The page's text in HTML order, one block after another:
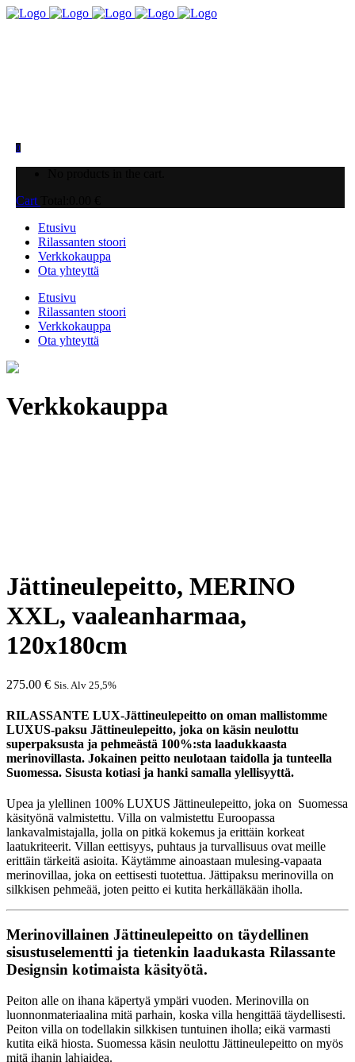
0
Cart
Etusivu
Rilassanten stoori
Verkkokauppa
Ota yhteyttä
Etusivu
Rilassanten stoori
Verkkokauppa
Ota yhteyttä
Verkkokauppa
Jättineulepeitto, MERINO
XXL, vaaleanharmaa,
120x180cm
275.00 € Sis. Alv 25,5%
RILASSANTE LUX-Jättineulepeitto on oman mallistomme
LUXUS-paksu Jättineulepeitto, joka on käsin neulottu
superpaksusta ja pehmeästä 100%:sta laadukkaasta
merinovillasta. Jokainen peitto neulotaan taidolla ja tunteella
Suomessa. Sisusta kotiasi ja hanki samalla ylellisyyttä.
Upea ja ylellinen 100% LUXUS Jättineulepeitto, joka on Suomessa
käsityönä valmistettu. Villa on valmistettu Euroopassa
lankavalmistajalla, jolla on pitkä kokemus ja erittäin korkeat
laatukriteerit. Villan eettisyys, puhtaus ja turvallisuus ovat meille
erittäin tärkeitä asioita. Käytämme ainoastaan mulesing-vapaata
merinovillaa, joka on eettisesti tuotettua. Jättipaksu merinovilla on
silkkisen pehmeää, joten peitto ei kutita herkälläkään iholla.
Merinovillainen Jättineulepeitto on täydellinen
sisustuselementti ja tietenkin laadukasta Rilassante
Designsin kotimaista käsityötä.
Peiton alle on ihana käpertyä ympäri vuoden. Merinovilla on
luonnonmateriaalina mitä parhain, koska villa hengittää täydellisesti.
Peiton villa on todellakin silkkisen tuntuinen iholla; eikä varmasti
kutita eikä hiosta. Suomessa käsin neulottu Jättineulepeitto on myös
mitä ihanin lahjaidea.